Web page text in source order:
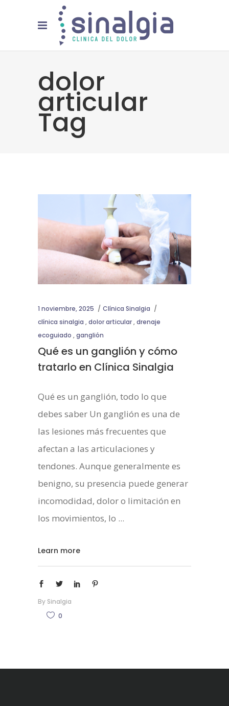
dolor
articular
Tag
1 noviembre, 2025
Clínica Sinalgia
clínica sinalgia ,dolor articular,drenaje
ecoguiado ,ganglión
Qué es un ganglión y cómo
tratarlo en Clínica Sinalgia
Qué es un ganglión, todo lo que
debes saber Un ganglión es una de
las lesiones más frecuentes que
afectan a las articulaciones y
tendones. Aunque generalmente es
benigno, su presencia puede generar
incomodidad, dolor o limitación en
los movimientos, lo
Learn more
By Sinalgia
0